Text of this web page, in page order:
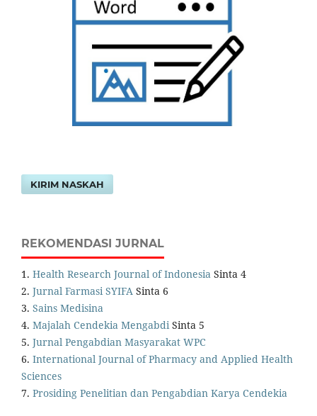
KIRIM NASKAH
REKOMENDASI JURNAL
1. Health Research Journal of Indonesia Sinta 4
2. Jurnal Farmasi SYIFA Sinta 6
3. Sains Medisina
4. Majalah Cendekia MengabdiSinta 5
5. Jurnal Pengabdian Masyarakat WPC
6. International Journal of Pharmacy and Applied Health
Sciences
7. Prosiding Penelitian dan Pengabdian Karya Cendekia